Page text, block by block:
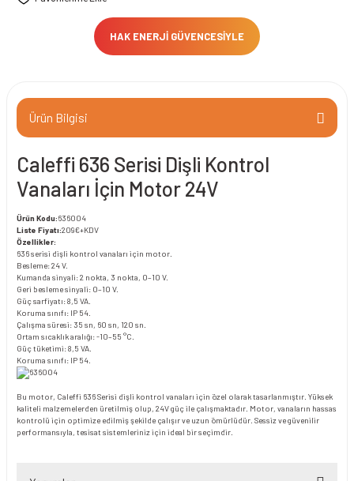
HAK ENERJİ GÜVENCESİYLE
Ürün Bilgisi
Caleffi 636 Serisi Dişli Kontrol
Vanaları İçin Motor 24V
Ürün Kodu:636004
Liste Fiyatı:209€+KDV
Özellikler:
636 serisi dişli kontrol vanaları için motor.
Besleme: 24 V.
Kumanda sinyali: 2 nokta, 3 nokta, 0–10 V.
Geri besleme sinyali: 0–10 V.
Güç sarfiyatı: 8,5 VA.
Koruma sınıfı: IP 54.
Çalışma süresi: 35 sn, 60 sn, 120 sn.
Ortam sıcaklık aralığı: -10–55 °C.
Güç tüketimi: 8,5 VA.
Koruma sınıfı: IP 54.
Bu motor, Caleffi 636 Serisi dişli kontrol vanaları için özel olarak tasarlanmıştır. Yüksek
kaliteli malzemelerden üretilmiş olup, 24V güç ile çalışmaktadır. Motor, vanaların hassas
kontrolü için optimize edilmiş şekilde çalışır ve uzun ömürlüdür. Sessiz ve güvenilir
performansıyla, tesisat sistemleriniz için ideal bir seçimdir.